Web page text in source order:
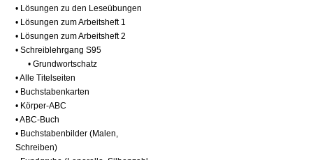
• Lösungen zu den Leseübungen
• Lösungen zum Arbeitsheft 1
• Lösungen zumArbeitsheft 2
• Schreiblehrgang S95
• Grundwortschatz
• Alle Titelseiten
• Buchstabenkarten
• Körper-ABC
• ABC-Buch
• Buchstabenbilder (Malen,
Schreiben)